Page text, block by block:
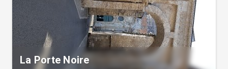
musée qui témoigne au travers des objets exposés, de 5
siècles d'histoire du quartier spécifique à sa position
avancée, de la tradition viticole, de l'activité sociale et
religieuse de la plus importante paroisse de Besançon au
XXe siècle, des personnages célèbres qui ont marqué de
leur identité ce quartier. L'espace Musée Sainte-Madeleine
La Porte Noire